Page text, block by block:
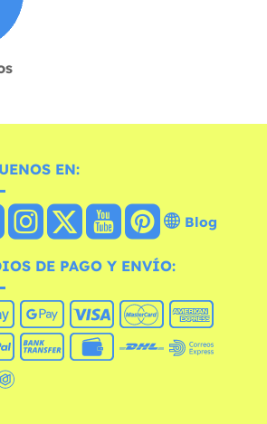
EN:
Blog
DE PAGO Y ENVÍO: